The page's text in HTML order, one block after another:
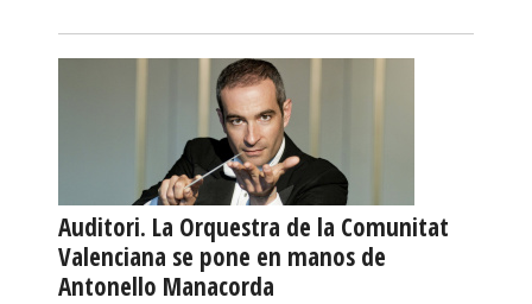
Auditori. La Orquestra de la Comunitat
Valenciana se pone en manos de
Antonello Manacorda